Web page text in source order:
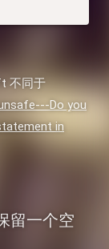
不同于
Do you
in
留一个空